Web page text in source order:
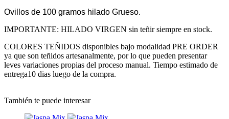
Ovillos de 100 gramos hilado Grueso.
IMPORTANTE: HILADO VIRGEN sin teñir siempre en stock.
COLORES TEÑIDOS disponibles bajo modalidad PRE ORDER
ya que son teñidos artesanalmente, por lo que pueden presentar
leves variaciones propias del proceso manual. Tiempo estimado de
entrega10 dias luego de la compra.
También te puede interesar